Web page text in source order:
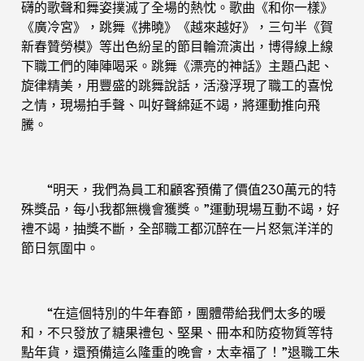
礴的歌聲和舞姿撲滅了全場的熱忱。歌曲《和你一樣》
《廣冷宮》，跳舞《拂曉》《越來越好》，三句半《賀
新春贊勞模》等出色紛呈的節目輪流演出，博得線上線
下職工們的陣陣喝采。跳舞《漂亮的神話》主題凸起、
旋律精美，用豐盛的跳舞說話，活潑浮現了職工的喜悅
之情，現場拍手聲、叫好聲綿延不竭，將運動推向飛
騰。
“明天，我們為員工和顧客預備了價值230萬元的特
殊獎品，每小我都無機會獲獎。”運動現場互動不竭，好
禮不竭，抽獎不斷，全部職工都沉醉在一片怒氣洋洋的
節日氛圍中。
“在這個特別的牛年春節，團體帶給我們太多的暖
和，不只發放了糖果禮包、堅果、冊本和防疫物質等特
點年貨，還預備這么隆重的晚會，太幸福了！”退職工朱